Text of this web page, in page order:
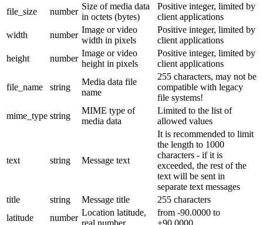
file_size
number
Size of media data
in octets (bytes)
Positive integer, limited by
client applications
width
number
Image or video
width in pixels
Positive integer, limited by
client applications
height
number
Image or video
height in pixels
Positive integer, limited by
client applications
file_name string
Media data file
name
255 characters, may not be
compatible with legacy
file systems!
mime_type string
MIME type of
media data
Limited to the list of
allowed values
text string Message text
It is recommended to limit
the length to 1000
characters - if it is
exceeded, the rest of the
text will be sent in
separate text messages
title
string Message title
255 characters
latitude
number
Location latitude,
real number
from -90.0000 to
+90.0000